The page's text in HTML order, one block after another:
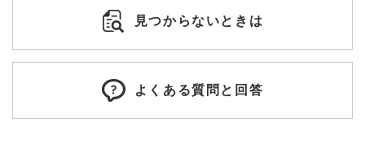
見つからないときは
よくある質問と回答